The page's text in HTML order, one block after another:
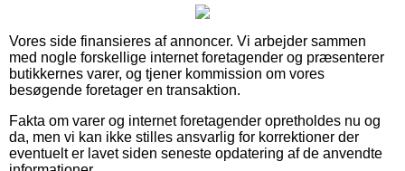
Vores side finansieres af annoncer. Vi arbejder sammen
med nogle forskellige internet foretagender og præsenterer
butikkernes varer, og tjener kommission om vores
besøgende foretager en transaktion.
Fakta om varer og internet foretagender opretholdes nu og
da, men vi kan ikke stilles ansvarlig for korrektioner der
eventuelt er lavet siden seneste opdatering af de anvendte